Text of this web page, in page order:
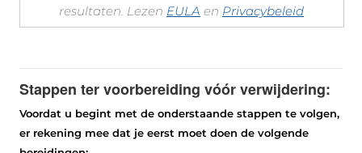
resultaten. Lezen EULA en Privacybeleid
Stappen ter voorbereiding vóór verwijdering:
Voordat u begint met de onderstaande stappen te volgen,
er rekening mee dat je eerst moet doen de volgende